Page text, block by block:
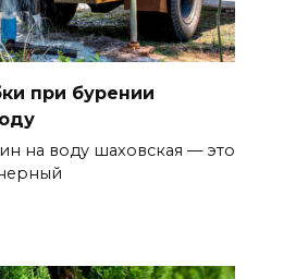
при бурении
на воду шаховская — это